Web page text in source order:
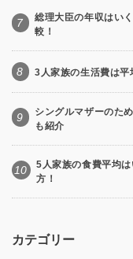
7
総理大臣の年収はい
較！
8 3人家族の生活費は
9
シングルマザーのた
も紹介
10
5人家族の食費平均
方！
カテゴリー